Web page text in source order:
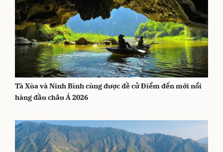
Tà Xùa và Ninh Bình cùng được đề cử Điểm đến mới nổi
hàng đầu châu Á 2026